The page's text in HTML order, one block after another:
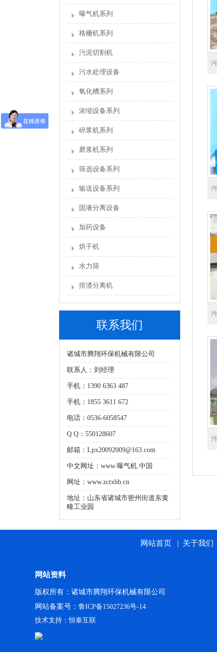
曝气机系列
格栅机系列
污泥切割机
污水处理设备
氧化槽系列
浓缩设备系列
碎浆机系列
磨浆机系列
筛选设备系列
输送设备系列
固液分离设备
加药设备
烘干机
水力筛
排渣分离机
联系我们
诸城市腾翔环保机械有限公司
联系人：刘经理
手机：1390 6363 487
手机：1855 3611 672
电话：0536-6058547
Q Q：550128607
邮箱：Lpx20092009@163.com
中文网址： www.曝气机.中国
网址：www.zctxhb.cn
地址：山东省诸城市密州街道东黄
疃工业园
网站首页 | 关于我们
网站资料
版权所有：诸城市腾翔环保机械有限公司
网站备案号： 鲁ICP备15027236号-14
技术支持：恒泰互联